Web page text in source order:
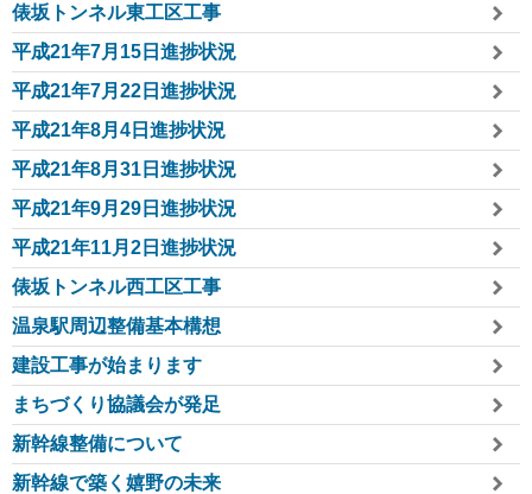
俵坂トンネル東工区工事
平成21年7月15日進捗状況
平成21年7月22日進捗状況
平成21年8月4日進捗状況
平成21年8月31日進捗状況
平成21年9月29日進捗状況
平成21年11月2日進捗状況
俵坂トンネル西工区工事
温泉駅周辺整備基本構想
建設工事が始まります
まちづくり協議会が発足
新幹線整備について
新幹線で築く嬉野の未来